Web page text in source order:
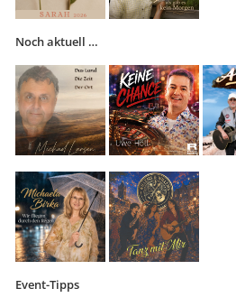
Noch aktuell …
Event-Tipps